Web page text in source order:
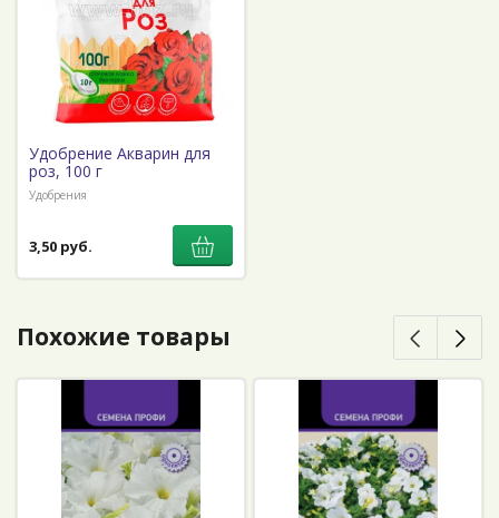
Удобрение Акварин для
роз, 100 г
Удобрения
3,50 руб.
Похожие товары